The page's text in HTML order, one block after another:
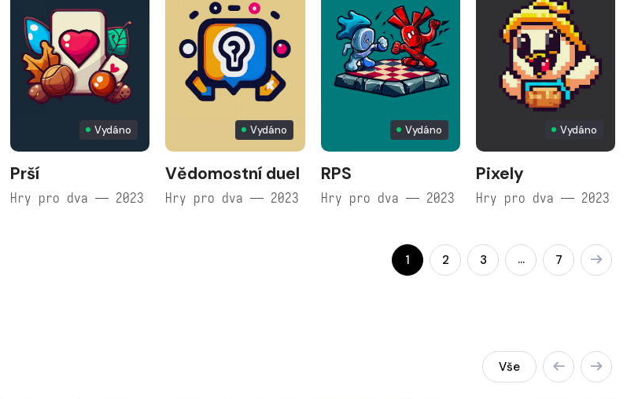
Vydáno
Prší
Hry pro dva — 2023
Vydáno
Vědomostní duel
Hry pro dva — 2023
Vydáno
RPS
Hry pro dva — 2023
Vydáno
Pixely
Hry pro dva — 2023
1 2 3 … 7
Vše